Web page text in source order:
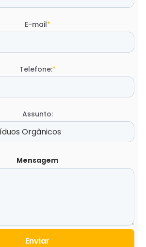
E-mail*
Telefone:*
Assunto:
Mensagem
Enviar